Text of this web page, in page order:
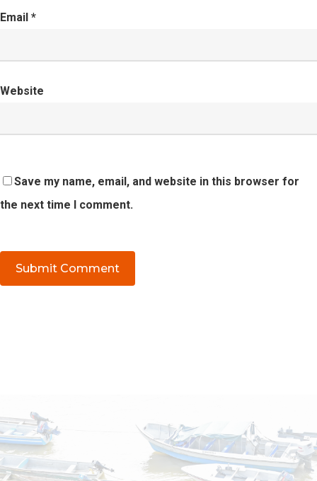
Email *
Website
Save my name, email, and website in this browser for
the next time I comment.